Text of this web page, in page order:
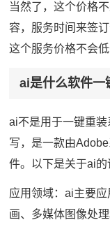
当然了，这个价格
容，服务时间来签
这个服务价格不会低
ai是什么软件一
ai不是用于一键重
写，是一款由
件。以下是关于ai的
应用领域：ai主要
画、多媒体图像处